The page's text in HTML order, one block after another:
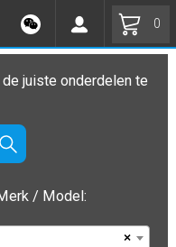
0
juiste onderdelen te
/ Model:
×